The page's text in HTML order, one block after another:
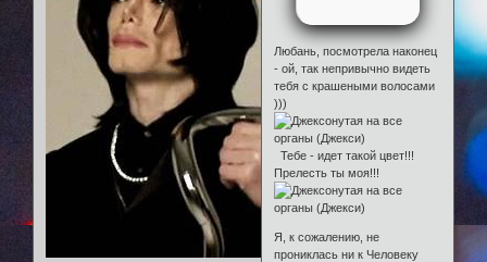
Любань, посмотрела наконец
- ой, так непривычно видеть
тебя с крашеными волосами
)))
Тебе - идет такой цвет!!!
Прелесть ты моя!!!
Я, к сожалению, не
прониклась ни к Человеку